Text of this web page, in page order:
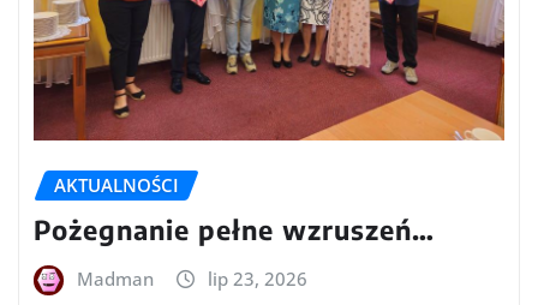
AKTUALNOŚCI
Pożegnanie pełne wzruszeń…
Madman lip 23, 2026